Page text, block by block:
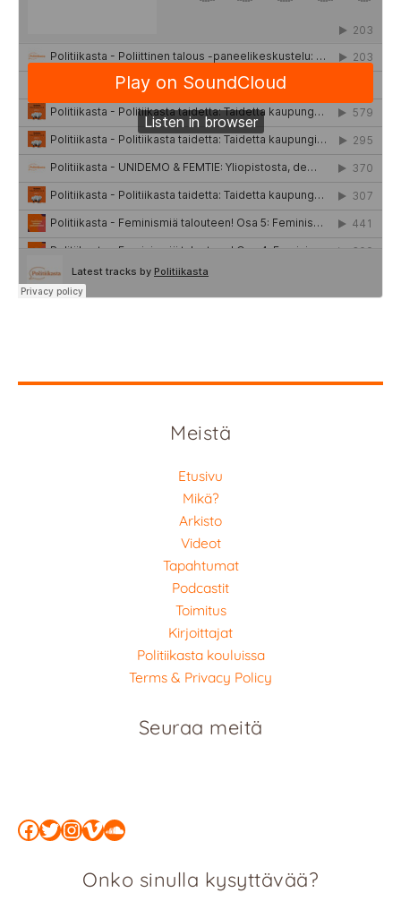
Meistä
Etusivu
Mikä?
Arkisto
Videot
Tapahtumat
Podcastit
Toimitus
Kirjoittajat
Politiikasta kouluissa
Terms & Privacy Policy
Seuraa meitä
Facebook
Twitter
Instagram
Vimeo
SoundCloud
Onko sinulla kysyttävää?